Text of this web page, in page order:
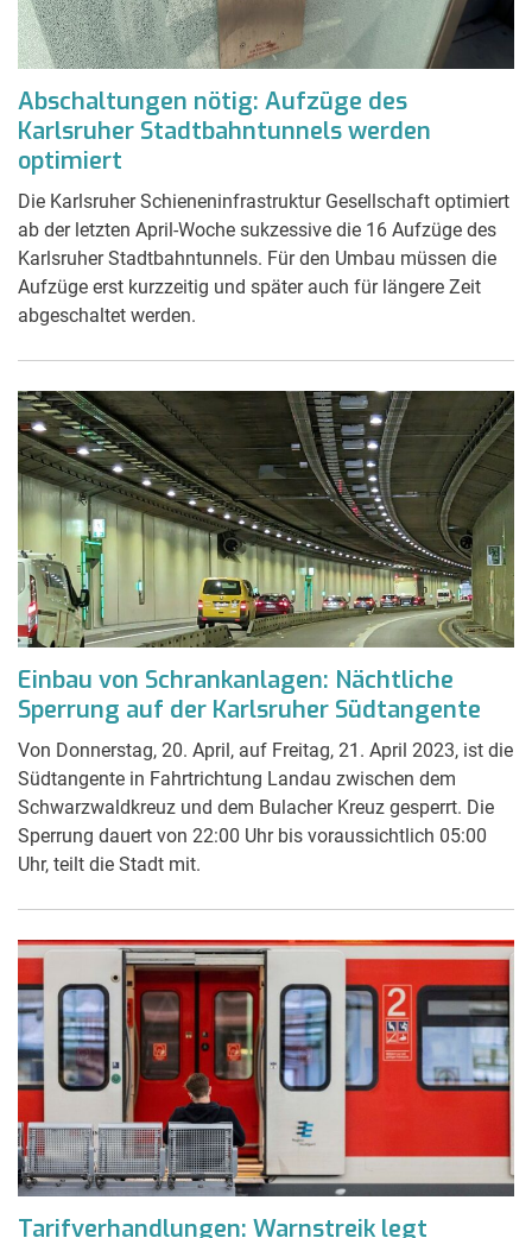
Abschaltungen nötig: Aufzüge des
Karlsruher Stadtbahntunnels werden
optimiert
Die Karlsruher Schieneninfrastruktur Gesellschaft optimiert
ab der letzten April-Woche sukzessive die 16 Aufzüge des
Karlsruher Stadtbahntunnels. Für den Umbau müssen die
Aufzüge erst kurzzeitig und später auch für längere Zeit
abgeschaltet werden.
Einbau von Schrankanlagen: Nächtliche
Sperrung auf der Karlsruher Südtangente
Von Donnerstag, 20. April, auf Freitag, 21. April 2023, ist die
Südtangente in Fahrtrichtung Landau zwischen dem
Schwarzwaldkreuz und dem Bulacher Kreuz gesperrt. Die
Sperrung dauert von 22:00 Uhr bis voraussichtlich 05:00
Uhr, teilt die Stadt mit.
Tarifverhandlungen: Warnstreik legt